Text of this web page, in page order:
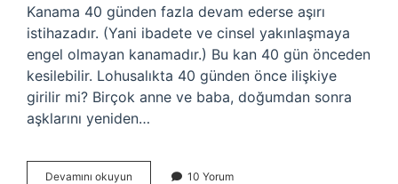
Kanama 40 günden fazla devam ederse aşırı
istihazadır. (Yani ibadete ve cinsel yakınlaşmaya
engel olmayan kanamadır.) Bu kan 40 gün önceden
kesilebilir. Lohusalıkta 40 günden önce ilişkiye
girilir mi? Birçok anne ve baba, doğumdan sonra
aşklarını yeniden…
Devamını okuyun Dinimizde 10 Yorum